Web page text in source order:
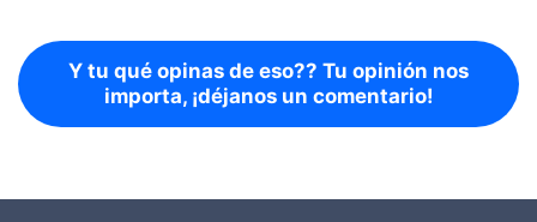
Y tu qué opinas de eso?? Tu opinión nos
importa, ¡déjanos un comentario!